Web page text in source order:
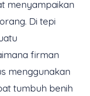
menyampaikan
Di tepi
firman
menggunakan
tumbuh benih